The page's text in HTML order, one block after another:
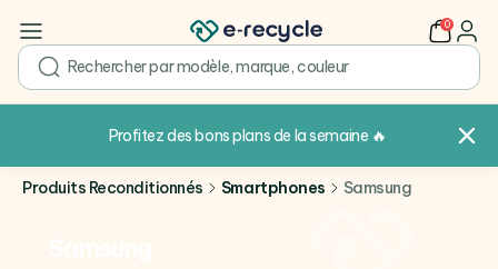
search
0 user
Profitez des bons plans de la semaine 🔥
Produits Reconditionnés Smartphones Samsung